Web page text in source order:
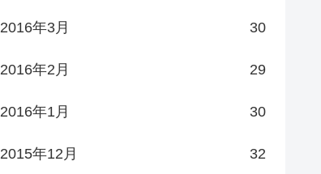
2016年3月 30
2016年2月 29
2016年1月 30
2015年12月 32